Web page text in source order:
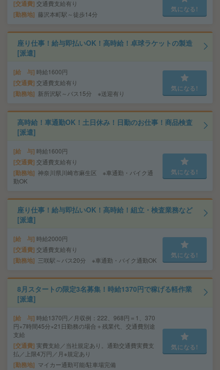
交通費 交通費支給有り
勤務地 藤沢本町駅～徒歩14分
気になる!
座り仕事！給与即払いOK！高時給！卓球ラケットの製造
[派遣]
給 与 時給1600円
交通費 交通費支給有り
勤務地 新所沢駅～バス15分 ※送迎有り
気になる!
高時給！車通勤OK！土日休み！日勤のお仕事！商品検査
[派遣]
給 与 時給1600円
交通費 交通費支給有り
勤務地 神奈川県川崎市麻生区 ※車通勤・バイク通
勤OK
気になる!
座り仕事！給与即払いOK！高時給！組立・検査業務など
[派遣]
給 与 時給2000円
交通費 交通費支給有り
勤務地 三咲駅～バス20分 ※車通勤・バイク通勤OK
気になる!
8月スタートの限定3名募集！時給1370円で稼げる軽作業
[派遣]
給 与 時給1370円／月収例：222、968円＝1、370
円×7時間45分×21日勤務の場合＋残業代、交通費別途
支給
交通費 実費支給／当社規定あり。通勤交通費実費支
払／上限4万円／月※規定あり
勤務地 マイカー通勤可能/駐車場完備
気になる!